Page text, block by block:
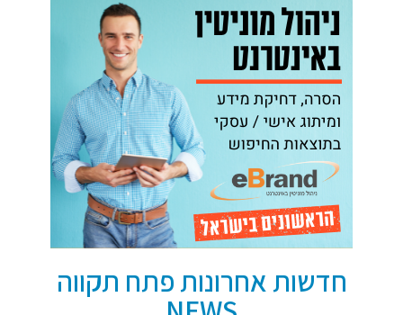
חדשות אחרונות פתח תקווה